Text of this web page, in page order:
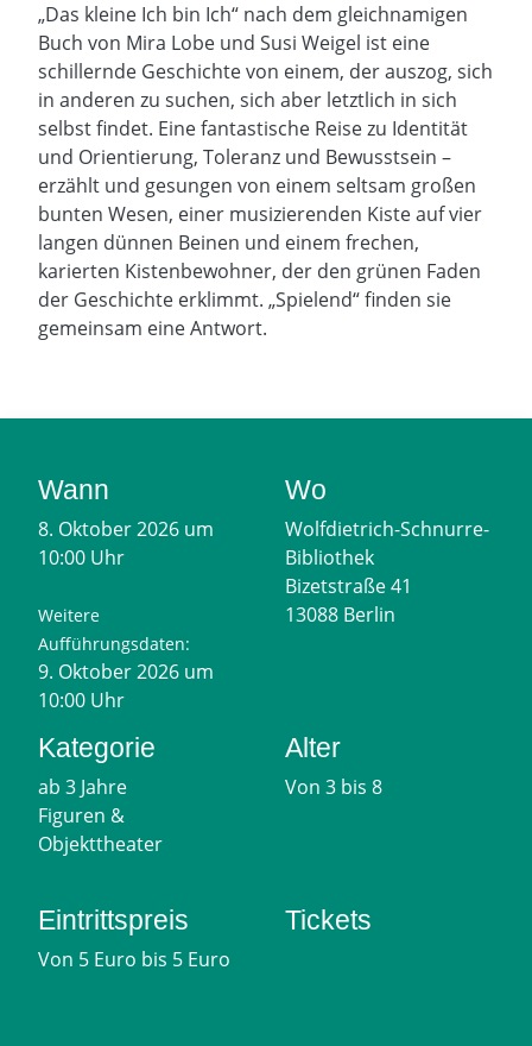
„Das kleine Ich bin Ich“ nach dem gleichnamigen
Buch von Mira Lobe und Susi Weigel ist eine
schillernde Geschichte von einem, der auszog, sich
in anderen zu suchen, sich aber letztlich in sich
selbst findet. Eine fantastische Reise zu Identität
und Orientierung, Toleranz und Bewusstsein –
erzählt und gesungen von einem seltsam großen
bunten Wesen, einer musizierenden Kiste auf vier
langen dünnen Beinen und einem frechen,
karierten Kistenbewohner, der den grünen Faden
der Geschichte erklimmt. „Spielend“ finden sie
gemeinsam eine Antwort.
Wann
8. Oktober 2026 um
10:00 Uhr
Weitere
Aufführungsdaten:
9. Oktober 2026 um
10:00 Uhr
Wo
Wolfdietrich-Schnurre-
Bibliothek
Bizetstraße 41
13088 Berlin
Kategorie
ab 3 Jahre
Figuren &
Objekttheater
Alter
Von 3 bis 8
Eintrittspreis
Von 5 Euro bis 5 Euro
Tickets